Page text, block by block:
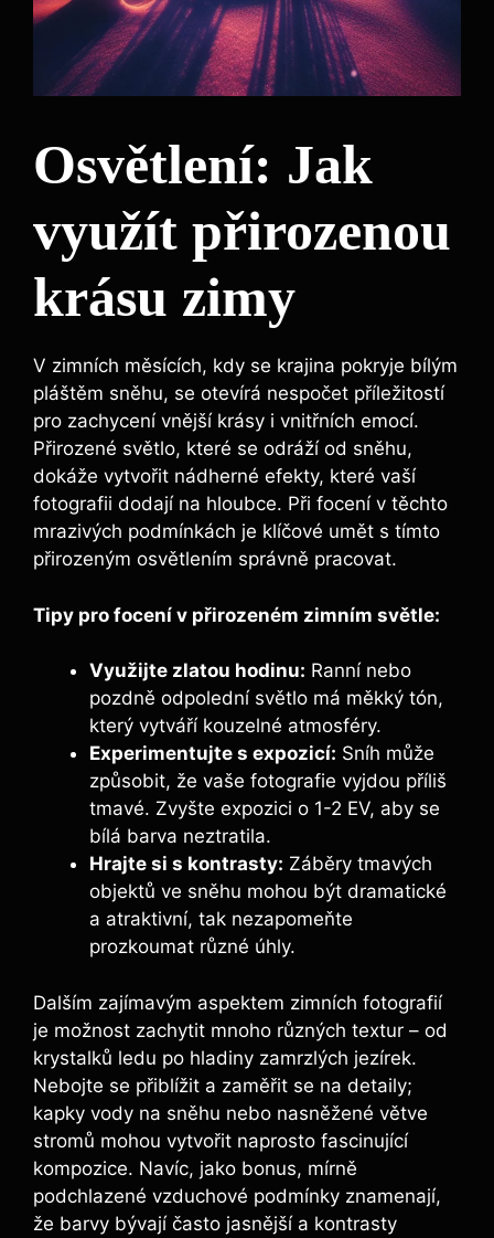
Osvětlení: Jak
využít přirozenou
krásu zimy
V zimních měsících, kdy se krajina pokryje bílým
pláštěm sněhu, se otevírá nespočet příležitostí
pro zachycení vnější krásy i vnitřních emocí.
Přirozené světlo, které se odráží od sněhu,
dokáže vytvořit nádherné efekty, které vaší
fotografii dodají na hloubce. Při focení v těchto
mrazivých podmínkách je klíčové umět s tímto
přirozeným osvětlením správně pracovat.
Tipy pro focení v přirozeném zimním světle:
Využijte zlatou hodinu: Ranní nebo
pozdně odpolední světlo má měkký tón,
který vytváří kouzelné atmosféry.
Experimentujte s expozicí: Sníh může
způsobit, že vaše fotografie vyjdou příliš
tmavé. Zvyšte expozici o 1-2 EV, aby se
bílá barva neztratila.
Hrajte si s kontrasty: Záběry tmavých
objektů ve sněhu mohou být dramatické
a atraktivní, tak nezapomeňte
prozkoumat různé úhly.
Dalším zajímavým aspektem zimních fotografií
je možnost zachytit mnoho různých textur – od
krystalků ledu po hladiny zamrzlých jezírek.
Nebojte se přiblížit a zaměřit se na detaily;
kapky vody na sněhu nebo nasněžené větve
stromů mohou vytvořit naprosto fascinující
kompozice. Navíc, jako bonus, mírně
podchlazené vzduchové podmínky znamenají,
že barvy bývají často jasnější a kontrasty